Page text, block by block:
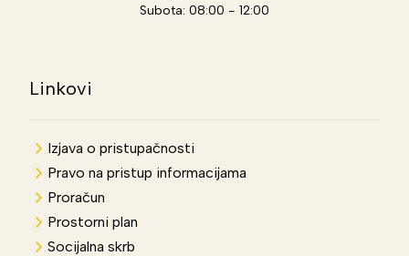
Subota: 08:00 - 12:00
Linkovi
Izjava o pristupačnosti
Pravo na pristup informacijama
Proračun
Prostorni plan
Socijalna skrb